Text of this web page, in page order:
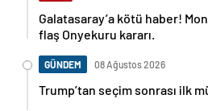
Galatasaray’a kötü haber!
flaş Onyekuru kararı.
GÜNDEM 08 Ağustos 2026
Trump’tan seçim sonrası ilk